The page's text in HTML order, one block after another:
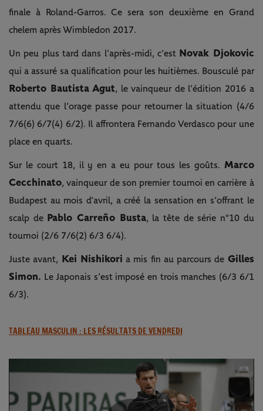
finale à Roland-Garros. Ce sera son deuxième en Grand
chelem après Wimbledon 2017.
Un peu plus tard dans l’après-midi, c’est Novak Djokovic
qui a assuré sa qualification pour les huitièmes. Bousculé par
Roberto Bautista Agut, le vainqueur de l’édition 2016 a
attendu que l’orage passe pour retourner la situation (4/6
7/6(6) 6/7(4) 6/2). Il affrontera Fernando Verdasco pour une
place en quarts.
Sur le court 18, il y en a eu pour tous les goûts. Marco
Cecchinato, vainqueur de son premier tournoi en carrière à
Budapest au mois d’avril, a créé la sensation en s’offrant le
scalp de
Pablo Carreño Busta, la tête de série n°10 du
tournoi (2/6 7/6(2) 6/3 6/4).
Juste avant, Kei Nishikori a mis fin au parcours de Gilles
Simon. Le Japonais s’est imposé en trois manches (6/3 6/1
6/3).
TABLEAU MASCULIN : LES RÉSULTATS DE VENDREDI